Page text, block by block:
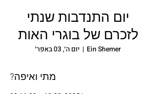
יום התנדבות שנתי
לזכרם של בוגרי האות
יום ה׳, 03 באפר׳
  |
Ein Shemer
?מתי ואיפה